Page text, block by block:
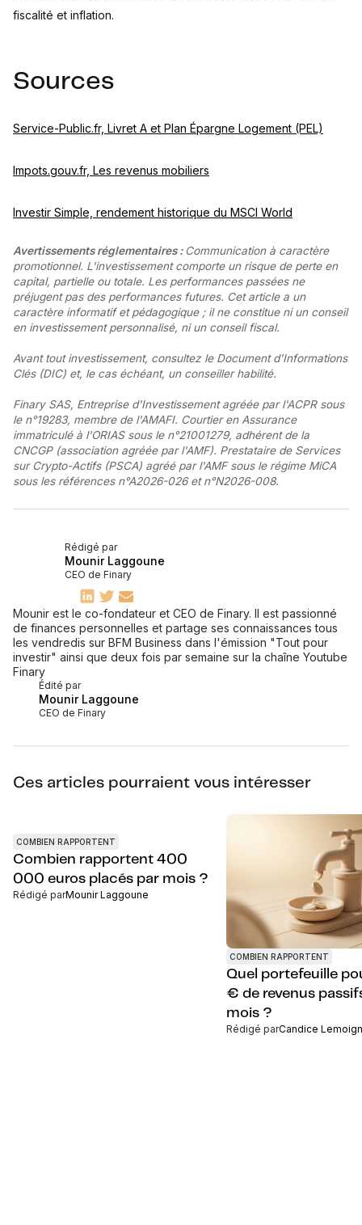
fiscalité et inflation.
Sources
Service-Public.fr, Livret A et Plan Épargne Logement (PEL)
Impots.gouv.fr, Les revenus mobiliers
Investir Simple, rendement historique du MSCI World
Avertissements réglementaires : Communication à caractère
promotionnel. L'investissement comporte un risque de perte en
capital, partielle ou totale. Les performances passées ne
préjugent pas des performances futures. Cet article a un
caractère informatif et pédagogique ; il ne constitue ni un conseil
en investissement personnalisé, ni un conseil fiscal.
Avant tout investissement, consultez le Document d'Informations
Clés (DIC) et, le cas échéant, un conseiller habilité.
Finary SAS, Entreprise d'Investissement agréée par l'ACPR sous
le n°19283, membre de l'AMAFI. Courtier en Assurance
immatriculé à l'ORIAS sous le n°21001279, adhérent de la
CNCGP (association agréée par l'AMF). Prestataire de Services
sur Crypto-Actifs (PSCA) agréé par l'AMF sous le régime MiCA
sous les références n°A2026-026 et n°N2026-008.
Édité par
Mounir Laggoune
CEO de Finary
Rédigé par
Mounir Laggoune
CEO de Finary
Mounir est le co-fondateur et CEO de Finary. Il est passionné
de finances personnelles et partage ses connaissances tous
les vendredis sur BFM Business dans l'émission "Tout pour
investir" ainsi que deux fois par semaine sur la chaîne Youtube
Finary
Ces articles pourraient vous intéresser
COMBIEN RAPPORTENT
Combien rapportent 400
000 euros placés par mois ?
Rédigé parMounir Laggoune
COMBIEN RAPPORTENT
Quel portefeuille
€ de revenus
mois ?
Rédigé parCandice